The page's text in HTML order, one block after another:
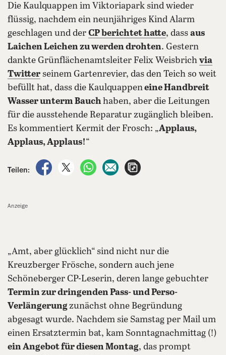
Die Kaulquappen im Viktoriapark sind wieder
flüssig, nachdem ein neunjähriges Kind Alarm
geschlagen und der CP berichtet hatte, dass aus
Laichen Leichen zu werden drohten. Gestern
dankte Grünflächenamtsleiter Felix Weisbrich via
Twitter seinem Gartenrevier, das den Teich so weit
befüllt hat, dass die Kaulquappeneine Handbreit
Wasser unterm Bauchhaben, aber die Leitungen
für die ausstehende Reparatur zugänglich bleiben.
Es kommentiert Kermit der Frosch: „Applaus,
Applaus, Applaus!“
Teilen:
auf Facebook teilen
auf X teilenper WhatsApp teilen
per E-Mail teilen
Anzeige
„Amt, aber glücklich“ sind nicht nur die
Kreuzberger Frösche, sondern auch jene
Schöneberger CP-Leserin, deren lange gebuchter
Termin zur dringenden Pass- und Perso-
Verlängerungzunächst ohne Begründung
abgesagt wurde. Nachdem sie Samstag per Mail um
einen Ersatztermin bat, kam Sonntagnachmittag (!)
ein Angebot für diesen Montag, das prompt